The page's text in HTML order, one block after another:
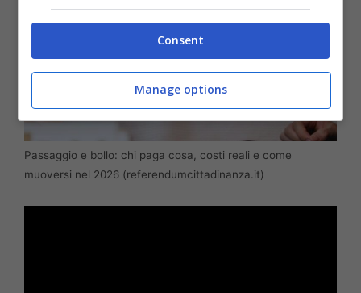
Passaggio e bollo: chi paga cosa, costi reali e come
muoversi nel 2026 (referendumcittadinanza.it)
Consent
Manage options